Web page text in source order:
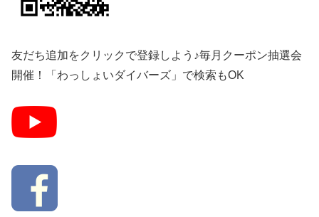
友だち追加をクリックで登録しよう♪毎月クーポン抽選会
開催！「わっしょいダイバーズ」で検索もOK